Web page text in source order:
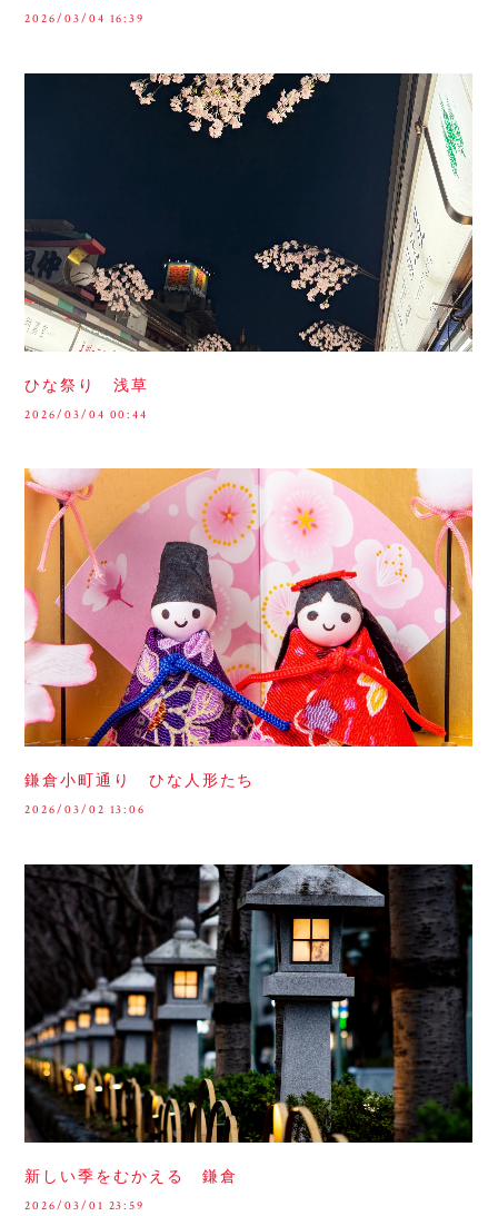
2026/03/04 16:39
ひな祭り 浅草
2026/03/04 00:44
鎌倉小町通り ひな人形たち
2026/03/02 13:06
新しい季をむかえる 鎌倉
2026/03/01 23:59